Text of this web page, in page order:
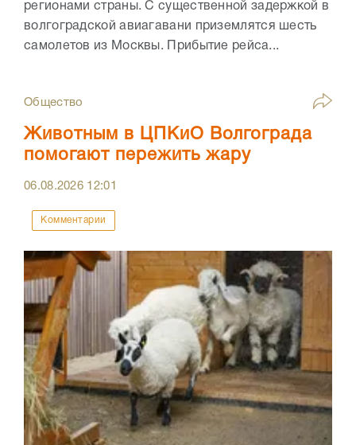
регионами страны. С существенной задержкой в
волгоградской авиагавани приземлятся шесть
самолетов из Москвы. Прибытие рейса...
Общество
Животным в ЦПКиО Волгограда
помогают пережить жару
06.08.2026 12:01
Комментарии